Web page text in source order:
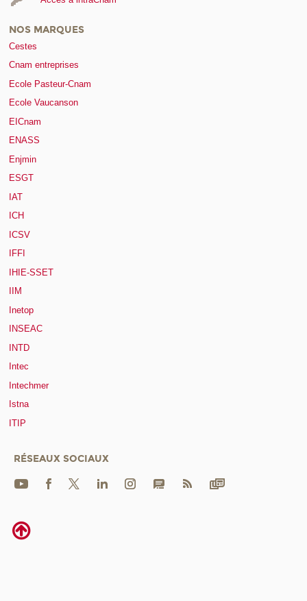
NOS MARQUES
Cestes
Cnam entreprises
Ecole Pasteur-Cnam
Ecole Vaucanson
EICnam
ENASS
Enjmin
ESGT
IAT
ICH
ICSV
IFFI
IHIE-SSET
IIM
Inetop
INSEAC
INTD
Intec
Intechmer
Istna
ITIP
RÉSEAUX SOCIAUX